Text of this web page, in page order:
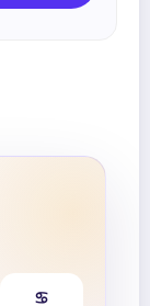
♋︎